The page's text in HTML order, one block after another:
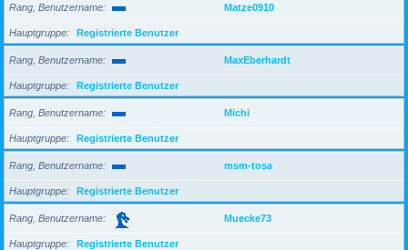
Rang, Benutzername Matze0910
Hauptgruppe Registrierte Benutzer
Rang, Benutzername MaxEberhardt
Hauptgruppe Registrierte Benutzer
Rang, Benutzername Michi
Hauptgruppe Registrierte Benutzer
Rang, Benutzername msm-tosa
Hauptgruppe Registrierte Benutzer
Rang, Benutzername Muecke73
Hauptgruppe Registrierte Benutzer